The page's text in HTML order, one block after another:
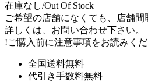
在庫なし/Out Of Stock
ご希望の店舗になくても、店舗間
詳しくは、お問い合わせ下さい。
!ご購入前に注意事項をお読みくだ
全国送料無料
代引き手数料無料